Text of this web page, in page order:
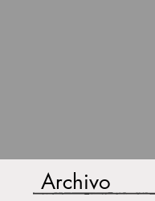
Archivo